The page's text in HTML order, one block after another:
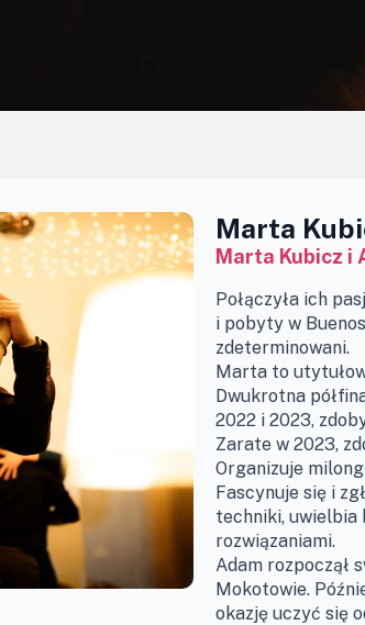
Marta
Marta Kubicz i
Połączyła ich
i pobyty w
zdeterminowani.
Marta to
Dwukrotna
2022 i 2023,
Zarate w 2023,
Organizuje
Fascynuje się i
techniki, uwielbia
rozwiązaniami.
Adam rozpoczął
Mokotowie.
okazję uczyć się